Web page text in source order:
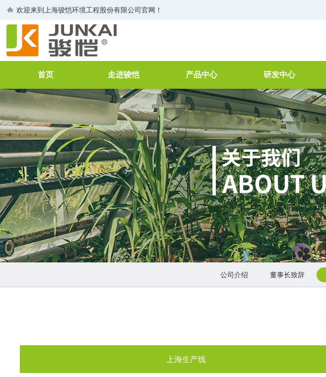
欢迎来到 上海骏恺环境工程股份有限公司官网！
首页 走进骏恺
公司介绍
董事长致辞
生产线
荣誉证书
企业文化
产品中心
空气净化过滤器
工业过滤器
VOCs废气治理
废水处理
FFU
空气净化消毒机
研发中心
简介
研讨会
检测仓
产品检测
新技术新工艺
公司介绍 董事长致辞
上海生产线